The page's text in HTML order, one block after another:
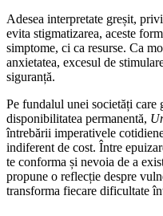
Adesea interpretate greșit,
evita stigmatizarea, aceste
simptome, ci ca resurse. Ca
anxietatea, excesul de
siguranță.
Pe fundalul unei societăți
disponibilitatea permanentă,
întrebării imperativele
indiferent de cost. Între
te conforma și nevoia de a
propune o reflecție despre
transforma fiecare dificultate